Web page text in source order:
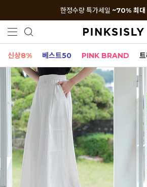
한정수량 특가세일 ~70% 최대
신상8% 베스트50 PINK BRAND